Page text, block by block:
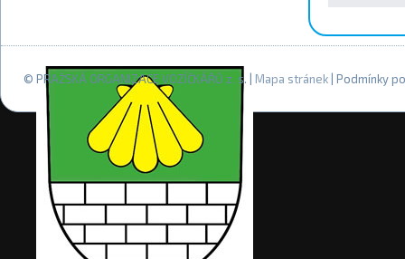
© PRAŽSKÁ ORGANIZACE VOZÍČKÁŘŮ z. s. | Mapa stránek | Podmínky